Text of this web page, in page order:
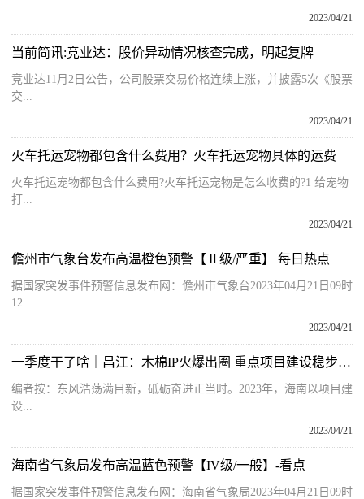
2023/04/21
当前简讯:竞业达：股价异动情况核查完成，明起复牌
竞业达11月2日公告，公司股票交易价格连续上涨，并披露5次《股票
交...
2023/04/21
火车托运宠物都包含什么费用？火车托运宠物具体的运费
火车托运宠物都包含什么费用?火车托运宠物是怎么收费的?1 给宠物
打...
2023/04/21
儋州市气象台发布高温橙色预警【Ⅱ级/严重】 每日热点
据国家突发事件预警信息发布网：儋州市气象台2023年04月21日09时
12...
2023/04/21
一季度干了啥｜昌江：木棉IP火爆出圈 重点项目建设稳步推进 世界热消息
编者按：东风浩荡满目新，砥砺奋进正当时。2023年，海南以项目建
设...
2023/04/21
海南省气象局发布高温蓝色预警【IV级/一般】-看点
据国家突发事件预警信息发布网：海南省气象局2023年04月21日09时